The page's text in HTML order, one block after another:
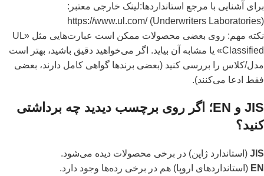
برای آشنایی با مرجع استانداردها:لینک خارجی معتبر:
https://www.ul.com/(Underwriters Laboratories)
نکته مهم: روی بعضی محصولات ممکن است عبارت‌هایی مثل «UL
Classified» یا مشابه آن بیاید. اگر می‌خواهید دقیق باشید، بهتر است
مدل/کلاس را بررسی کنید (بعضی برندها گواهی کامل دارند، بعضی
فقط ادعا می‌کنند).
JIS و EN؛ اگر روی برچسب دیدید چه برداشتی
کنید؟
JIS (استاندارد ژاپن) در برخی محصولات دیده می‌شود.
EN (استانداردهای اروپا) هم در برخی رده‌ها وجود دارد.